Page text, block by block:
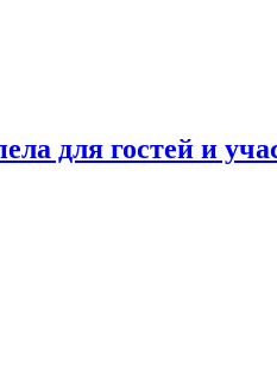
для гостей и